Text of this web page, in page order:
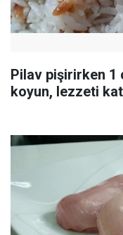
Pilav pişirirken 1
koyun, lezzeti